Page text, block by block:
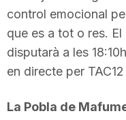
control emocional
que es a tot o res.
disputarà a les
en directe per
La Pobla de